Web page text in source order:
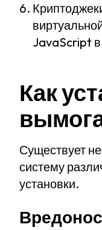
JavaScript
Как
Существует
систему
установки.